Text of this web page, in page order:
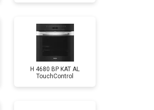
H 4680 BP KAT AL
TouchControl